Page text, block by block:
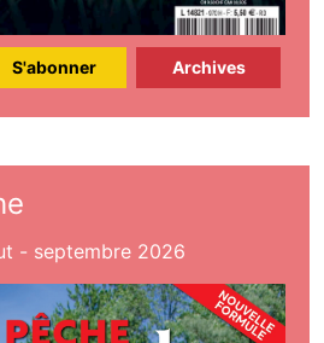
S'abonner Archives
- septembre 2026